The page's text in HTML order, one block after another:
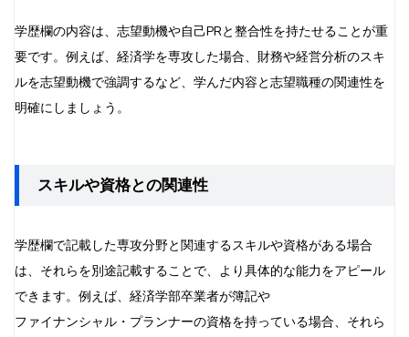
学歴欄の内容は、志望動機や自己PRと整合性を持たせることが重
要です。例えば、経済学を専攻した場合、財務や経営分析のスキ
ルを志望動機で強調するなど、学んだ内容と志望職種の関連性を
明確にしましょう。
スキルや資格との関連性
学歴欄で記載した専攻分野と関連するスキルや資格がある場合
は、それらを別途記載することで、より具体的な能力をアピール
できます。例えば、経済学部卒業者が簿記や
ファイナンシャル・プランナーの資格を持っている場合、それら